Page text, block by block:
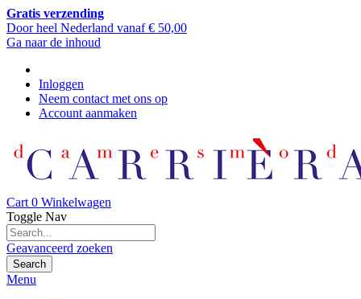
Gratis verzending
Door heel Nederland vanaf € 50,00
Ga naar de inhoud
Inloggen
Neem contact met ons op
Account aanmaken
Cart 0 Winkelwagen
Toggle Nav
Geavanceerd zoeken
Search
Menu